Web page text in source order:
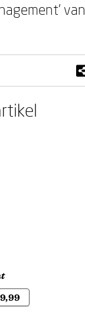
van
9,99